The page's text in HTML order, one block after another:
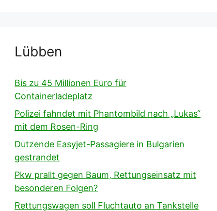
Lübben
Bis zu 45 Millionen Euro für
Containerladeplatz
Polizei fahndet mit Phantombild nach „Lukas“
mit dem Rosen-Ring
Dutzende Easyjet-Passagiere in Bulgarien
gestrandet
Pkw prallt gegen Baum, Rettungseinsatz mit
besonderen Folgen?
Rettungswagen soll Fluchtauto an Tankstelle